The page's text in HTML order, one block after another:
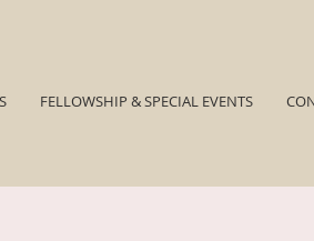
FELLOWSHIP & SPECIAL EVENTS